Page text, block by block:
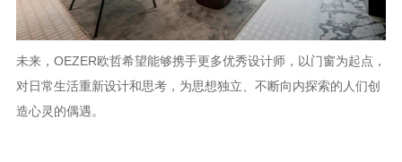
未来，OEZER欧哲希望能够携手更多优秀设计师，以门窗为起点，
对日常生活重新设计和思考，为思想独立、不断向内探索的人们创
造心灵的偶遇。